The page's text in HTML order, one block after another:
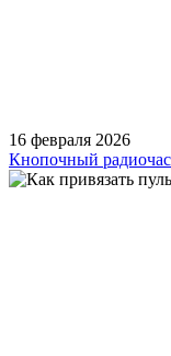
16 февраля 2026
Кнопочный